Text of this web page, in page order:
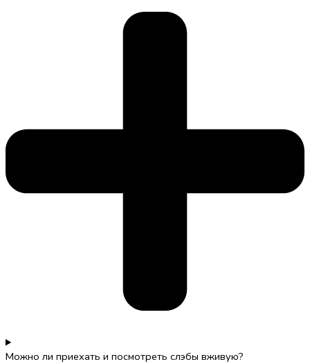
Можно ли приехать и посмотреть слэбы вживую?